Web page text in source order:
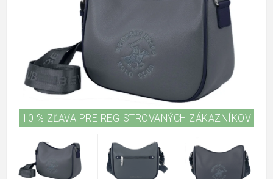
10 % ZĽAVA PRE REGISTROVANÝCH ZÁKAZNÍKOV